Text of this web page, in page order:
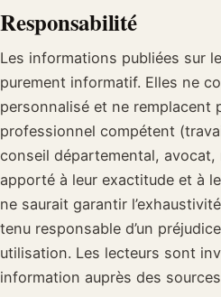
Responsabilité
Les informations publiées sur
purement informatif. Elles ne
personnalisé et ne remplacent
professionnel compétent
conseil départemental, avocat,
apporté à leur exactitude et à
ne saurait garantir
tenu responsable d’un
utilisation. Les lecteurs sont
information auprès des